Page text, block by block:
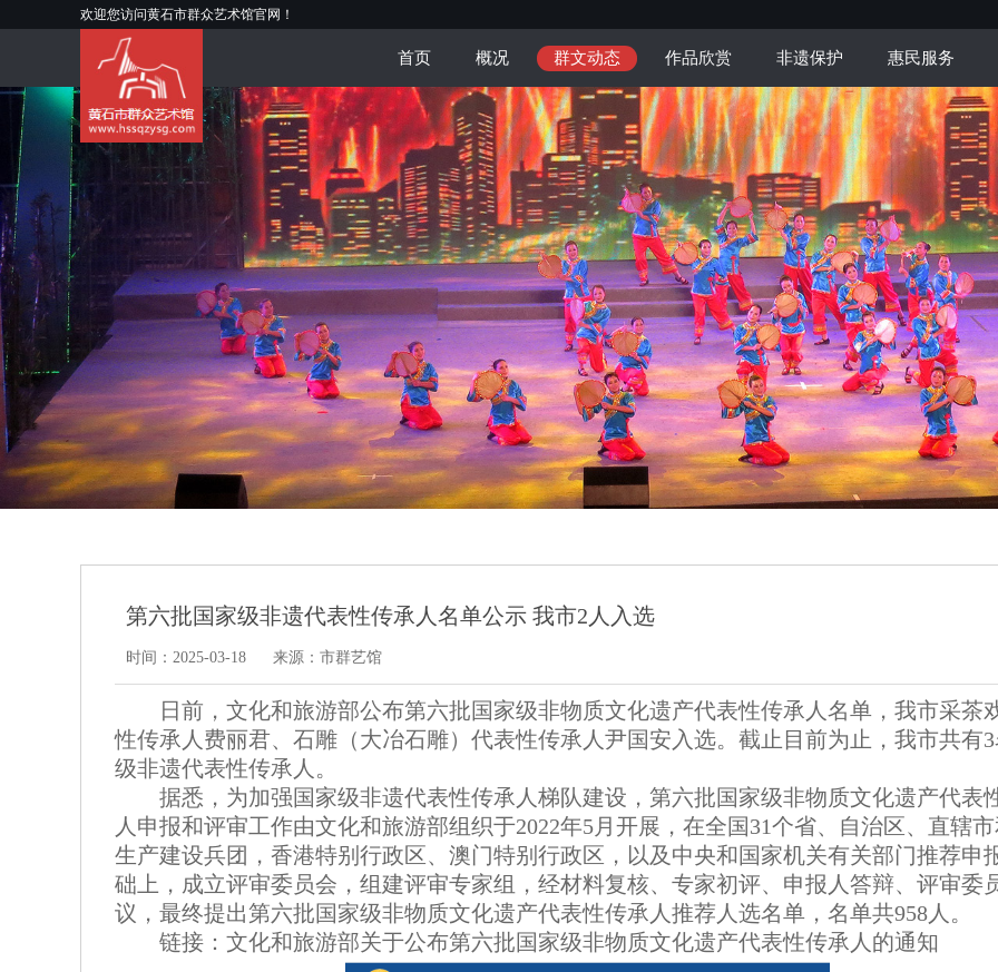
欢迎您访问黄石市群众艺术馆官网！
首页 概况 群文动态 作品欣赏 非遗保护 惠民服务
第六批国家级非遗代表性传承人名单公示 我市2人入选
时间：2025-03-18 来源：市群艺馆
日前，文化和旅游部公布第六批国家级非物质文化遗产代表性传承人名单，我市采茶
性传承人费丽君、石雕（大冶石雕）代表性传承人尹国安入选。截止目前为止，我市共有
级非遗代表性传承人。
据悉，为加强国家级非遗代表性传承人梯队建设，第六批国家级非物质文化遗产代表
人申报和评审工作由文化和旅游部组织于2022年5月开展，在全国31个省、自治区、直辖
生产建设兵团，香港特别行政区、澳门特别行政区，以及中央和国家机关有关部门推荐申
础上，成立评审委员会，组建评审专家组，经材料复核、专家初评、申报人答辩、评审委
议，最终提出第六批国家级非物质文化遗产代表性传承人推荐人选名单，名单共958人
链接：文化和旅游部关于公布第六批国家级非物质文化遗产代表性传承人的通知